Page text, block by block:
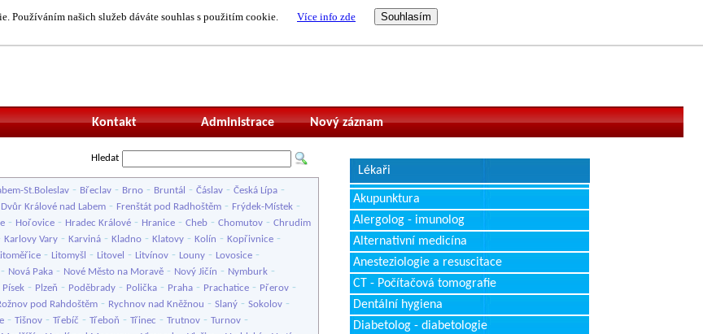
Používáním našich služeb dáváte souhlas s použitím cookie. Více info zde
Nový záznam
Administrace
Kontakt
Hledat
St.Boleslav - Břeclav - Brno - Bruntál - Čáslav - Česká Lípa -
Dvůr Králové nad Labem - Frenštát pod Radhoštěm - Frýdek-Místek -
- Hořovice - Hradec Králové - Hranice - Cheb - Chomutov - Chrudim
Karlovy Vary - Karviná - Kladno - Klatovy - Kolín - Kopřivnice -
- Litomyšl - Litovel - Litvínov - Louny - Lovosice -
- Nová Paka - Nové Město na Moravě - Nový Jičín - Nymburk -
Písek - Plzeň - Poděbrady - Polička - Praha - Prachatice - Přerov -
pod Rahdoštěm - Rychnov nad Kněžnou - Slaný - Sokolov -
- Tišnov - Třebíč - Třeboň - Třinec - Trutnov - Turnov -
Lékaři
Akupunktura
Alergolog - imunolog
Alternativní medicína
Anesteziologie a resuscitace
CT - Počítačová tomografie
Dentální hygiena
Diabetolog - diabetologie